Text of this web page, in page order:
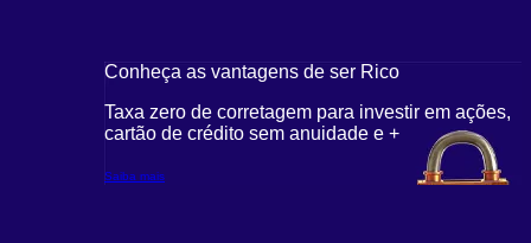
Conheça as vantagens de ser Rico
Taxa zero de corretagem para investir em ações,
cartão de crédito sem anuidade e +
Saiba mais